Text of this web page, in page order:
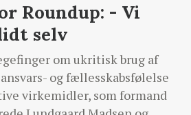
Roundup: - Vi
selv
om ukritisk brug af
og fællesskabsfølelse
virkemidler, som formand